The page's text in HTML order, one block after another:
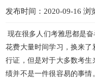
发布时间：2020-09-16 浏
现在很多人们考雅思都是
花费大量时间学习，换来了
行证，但是对于大多数考
绩并不是一件很容易的事情